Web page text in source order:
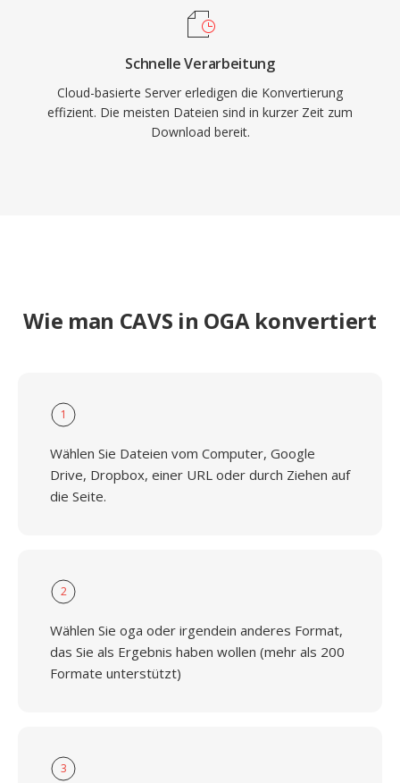
Schnelle Verarbeitung
Cloud-basierte Server erledigen die Konvertierung
effizient. Die meisten Dateien sind in kurzer Zeit zum
Download bereit.
Wie man CAVS in OGA konvertiert
1
Wählen Sie Dateien vom Computer, Google
Drive, Dropbox, einer URL oder durch Ziehen auf
die Seite.
2
Wählen Sie oga oder irgendein anderes Format,
das Sie als Ergebnis haben wollen (mehr als 200
Formate unterstützt)
3